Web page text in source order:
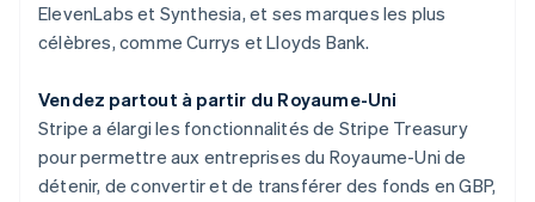
ElevenLabs et Synthesia, et ses marques les plus
célèbres, comme Currys et Lloyds Bank.
Vendez partout à partir du Royaume-Uni
Stripe a élargi les fonctionnalités de Stripe Treasury
pour permettre aux entreprises du Royaume-Uni de
détenir, de convertir et de transférer des fonds en GBP,